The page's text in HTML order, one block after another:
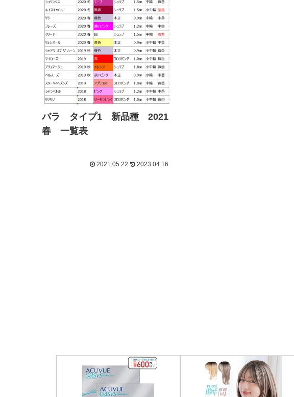
バラ タイプ1 新品種 2021
春 一覧表
2021.05.22 2023.04.16